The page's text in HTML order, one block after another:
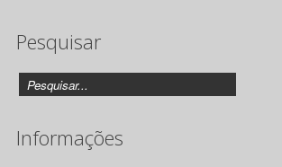
Releases
Pesquisar
Informações